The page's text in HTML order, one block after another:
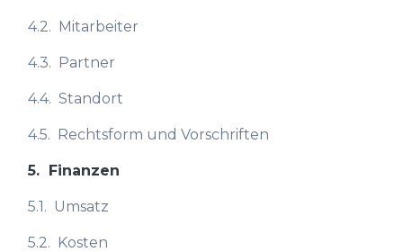
4.2. Mitarbeiter
4.3. Partner
4.4. Standort
4.5. Rechtsform und Vorschriften
5. Finanzen
5.1. Umsatz
5.2. Kosten